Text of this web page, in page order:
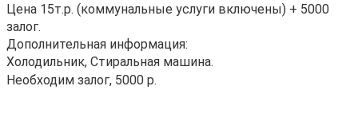
Цена 15т.р. (коммунальные услуги включены) + 5000
залог.
Дополнительная информация:
Холодильник, Стиральная машина.
Необходим залог, 5000 р.